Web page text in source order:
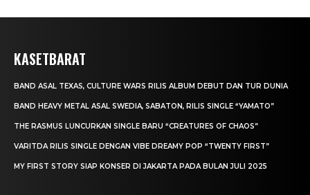
KASETBARAT
BAND ASAL TEXAS, CULTURE WARS RILIS ALBUM DEBUT DAN TUR DUNIA
BAND HEAVY METAL ASAL SWEDIA, SABATON, RILIS SINGLE “YAMATO”
THE RASMUS LUNCURKAN SINGLE BARU “CREATURES OF CHAOS”
VARITDA RILIS SINGLE DENGAN VIBE DREAMY POP “TWENTY FIRST”
MY FIRST STORY SIAP KONSER DI JAKARTA PADA BULAN JULI 2025